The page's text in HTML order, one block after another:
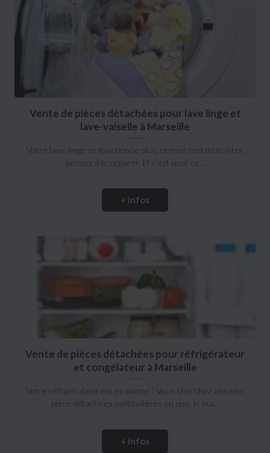
Vente de pièces détachées pour lave linge et
lave-vaiselle à Marseille
Votre lave-linge ne fonctionne plus, rien ne sert de le jeter,
pensez à le réparer. Et c'est pour ce...
+ infos
Vente de pièces détachées pour réfrigérateur
et congélateur à Marseille
Votre réfrigérateur est en panne ? Vous cherchez une/des
pièce détachées particulières ou non, le ma...
+ infos